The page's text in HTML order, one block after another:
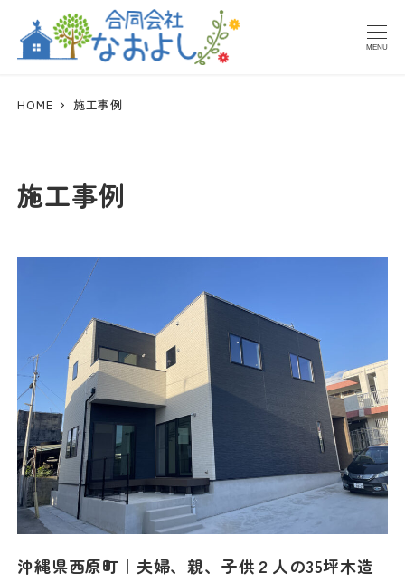
MENU
HOME 施工事例
施工事例
沖縄県西原町｜夫婦、親、子供２人の35坪木造